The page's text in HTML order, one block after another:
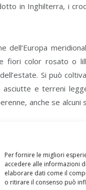
Per fornire le migliori
accedere alle informazioni
elaborare dati come il
o ritirare il consenso può
in Inghilterra, i
dell’Europa
fiori color rosato o
Si può
e terreni
anche se
dall’aroma
antisettici ed
e i rametti fioriti
deve avvenire